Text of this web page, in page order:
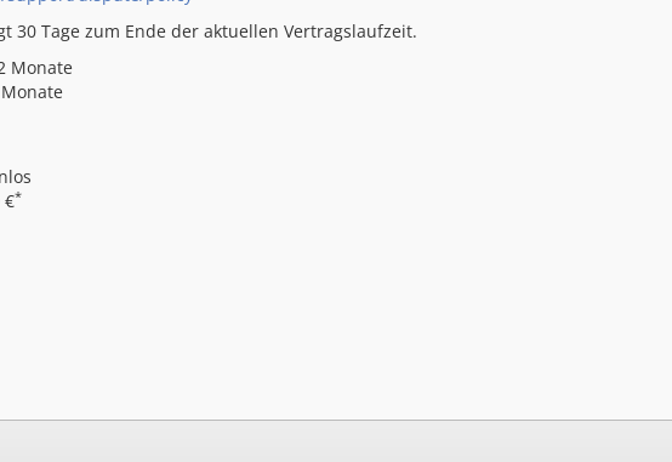
30 Tage zum Ende der aktuellen Vertragslaufzeit.
Monate
€*